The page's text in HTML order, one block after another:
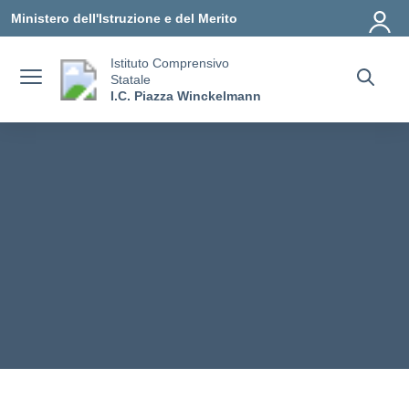
Ministero dell'Istruzione e del Merito
Istituto Comprensivo
Statale
I.C. Piazza Winckelmann